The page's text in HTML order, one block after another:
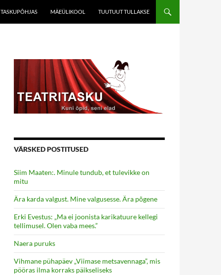
TASKUPÕHJAS MÄEÜLIKOOL TUUTUUT TULLAKSE
VÄRSKED POSTITUSED
Siim Maaten:. Minule tundub, et tulevikke on
mitu
Ära karda valgust. Mine valgusesse. Ära põgene
Erki Evestus: „Ma ei joonista karikatuure kellegi
tellimusel. Olen vaba mees.”
Naera puruks
Vihmane pühapäev „Viimase metsavennaga”, mis
pööras ilma korraks päikseliseks